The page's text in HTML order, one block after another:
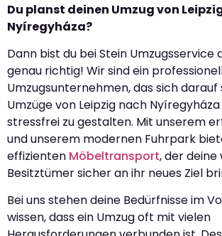
Du planst deinen Umzug von
Nyíregyháza?
Dann bist du bei Stein Umzugsservice
genau richtig! Wir sind ein
Umzugsunternehmen, das sich
Umzüge von Leipzig nach
stressfrei zu gestalten. Mit unserem
und unserem modernen Fuhrpark
effizienten Möbeltransport, der
Besitztümer sicher an ihr neues Ziel
Bei uns stehen deine Bedürfnisse im
wissen, dass ein Umzug oft mit vielen